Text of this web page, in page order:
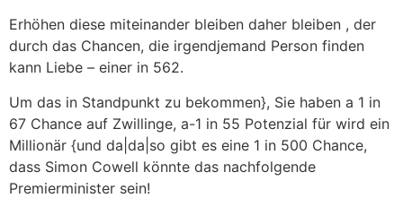
Erhöhen diese miteinander bleiben daher bleiben , der
durch das Chancen, die irgendjemand Person finden
kann Liebe – einer in 562.
Um das in Standpunkt zu bekommen}, Sie haben a 1 in
67 Chance auf Zwillinge, a-1 in 55 Potenzial für wird ein
Millionär {und da|da|so gibt es eine 1 in 500 Chance,
dass Simon Cowell könnte das nachfolgende
Premierminister sein!